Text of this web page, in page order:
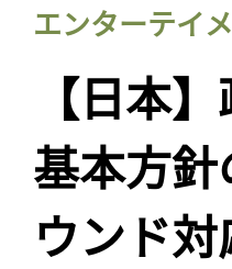
エンターテイ
【日本
基本方
ウンド